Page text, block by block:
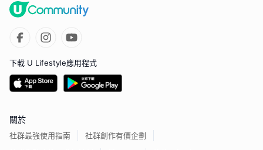
下載 U Lifestyle應用程式
關於
社群最強使用指南
社群創作有價企劃